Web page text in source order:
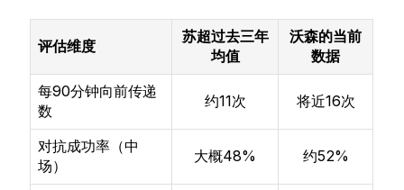
评估维度
苏超过去三年
均值
沃森的当前
数据
每90分钟向前传递
数
约11次 将近16次
对抗成功率（中
场）
大概48% 约52%